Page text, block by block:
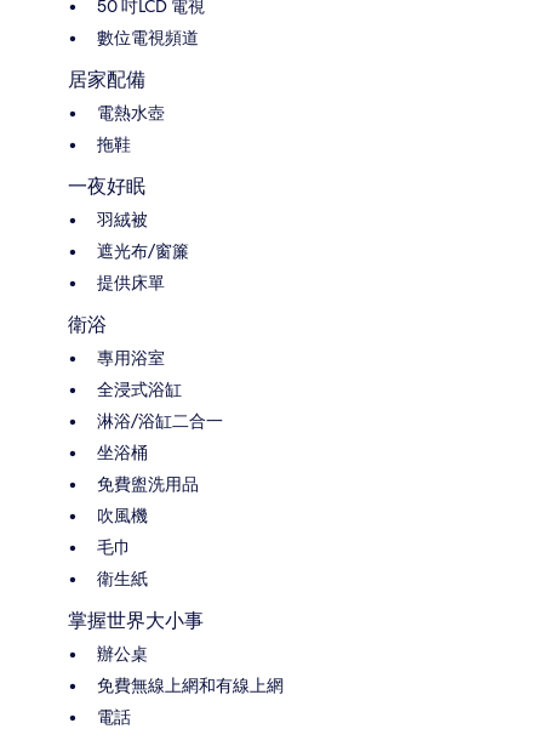
50 吋LCD 電視
數位電視頻道
居家配備
電熱水壺
拖鞋
一夜好眠
羽絨被
遮光布/窗簾
提供床單
衛浴
專用浴室
全浸式浴缸
淋浴/浴缸二合一
坐浴桶
免費盥洗用品
吹風機
毛巾
衛生紙
掌握世界大小事
辦公桌
免費無線上網和有線上網
電話